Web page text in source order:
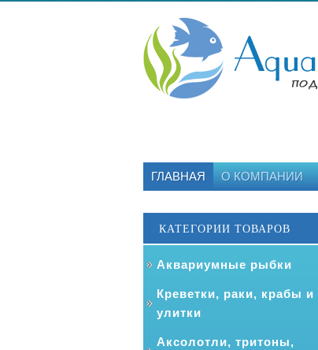
ГЛАВНАЯ О КОМПАНИИ
КАТЕГОРИИ ТОВАРОВ
Аквариумные рыбки
Креветки, раки, крабы и
улитки
Аксолотли, тритоны,